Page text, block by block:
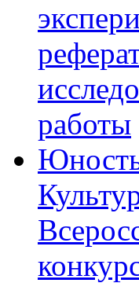
работы